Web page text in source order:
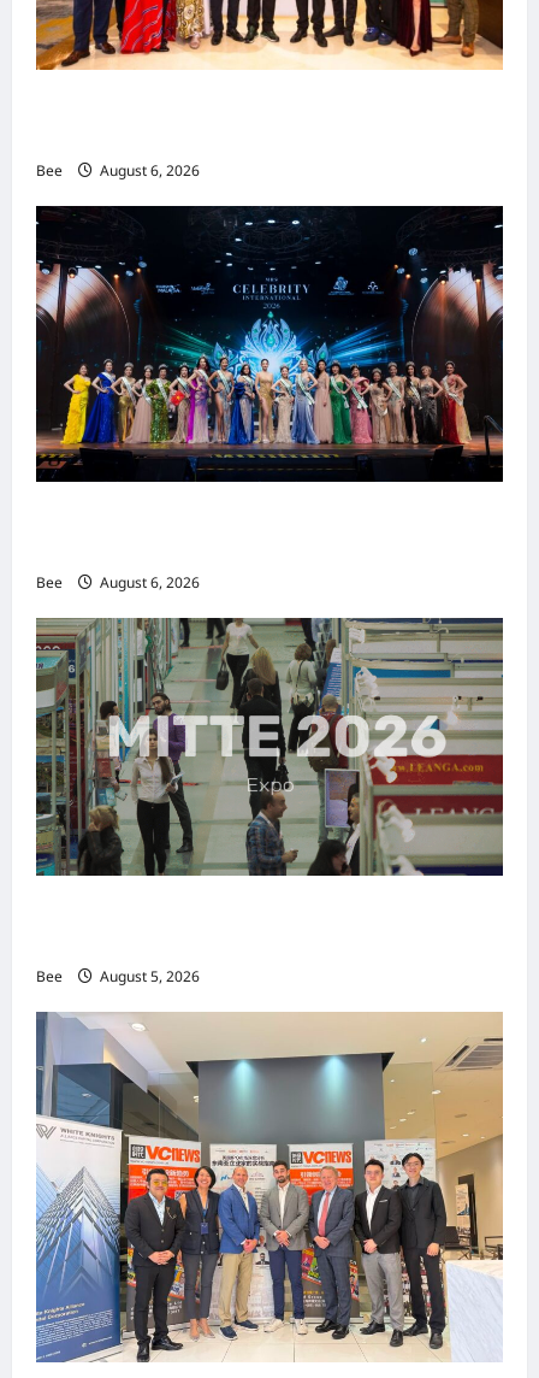
Bee August 6, 2026
Bee August 6, 2026
Bee August 5, 2026